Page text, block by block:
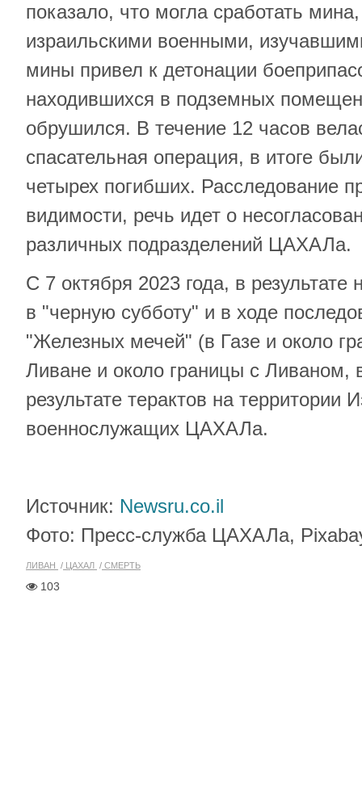
показало, что могла сработать
израильскими военными,
мины привел к детонации
находившихся в подземных
обрушился. В течение 12 часов
спасательная операция, в итоге
четырех погибших. Расследование
видимости, речь идет о
различных подразделений ЦАХАЛа.
С 7 октября 2023 года, в результате
в "черную субботу" и в ходе
"Железных мечей" (в Газе и около
Ливане и около границы с
результате терактов на территории
военнослужащих ЦАХАЛа.
Источник: Newsru.co.il
Фото: Пресс-служба ЦАХАЛа,
ЛИВАН ЦАХАЛ СМЕРТЬ
103